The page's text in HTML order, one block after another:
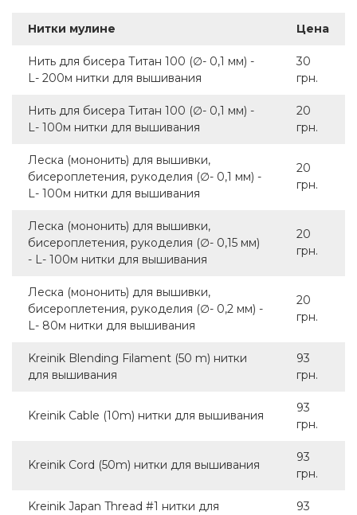
Нитки мулине Цена
Нить для бисера Титан 100 (∅- 0,1 мм) -
L- 200м нитки для вышивания
30
грн.
Нить для бисера Титан 100 (∅- 0,1 мм) -
L- 100м нитки для вышивания
20
грн.
Леска (мононить) для вышивки,
бисероплетения, рукоделия (∅- 0,1 мм) -
L- 100м нитки для вышивания
20
грн.
Леска (мононить) для вышивки,
бисероплетения, рукоделия (∅- 0,15 мм)
- L- 100м нитки для вышивания
20
грн.
Леска (мононить) для вышивки,
бисероплетения, рукоделия (∅- 0,2 мм) -
L- 80м нитки для вышивания
20
грн.
Kreinik Blending Filament (50 m) нитки
для вышивания
93
грн.
Kreinik Cable (10m) нитки для вышивания
93
грн.
Kreinik Cord (50m) нитки для вышивания
93
грн.
Kreinik Japan Thread #1 нитки для
93